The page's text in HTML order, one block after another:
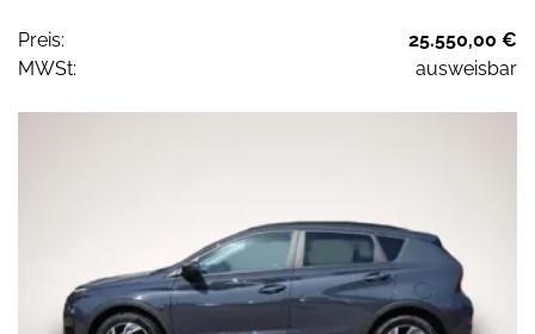
Preis:
25.550,00 €
MWSt:
ausweisbar